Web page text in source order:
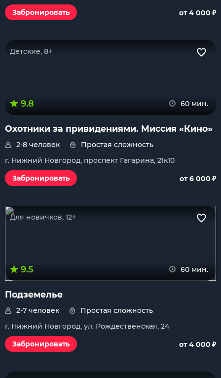
Забронировать
от 4 000 ₽
Детские, 8+
9.8 60 мин.
Охотники за привидениями. Миссия «Кино»
2-8 человек
Простая сложность
г. Нижний Новгород, проспект Гагарина, 21к10
Забронировать
от 6 000 ₽
Для новичков, 12+
9.5 60 мин.
Подземелье
2-7 человек
Простая сложность
г. Нижний Новгород, ул. Рождественская, 24
Забронировать
от 4 000 ₽